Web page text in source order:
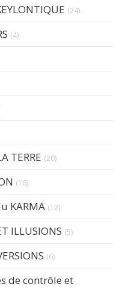
(24)
(4)
TERRE (20)
(16)
KARMA (12)
ILLUSIONS (5)
(6)
de contrôle et